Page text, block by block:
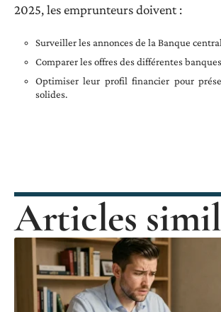
2025, les emprunteurs doivent :
Surveiller les annonces de la Banque
Comparer les offres des différentes
Optimiser leur profil financier pour
solides.
Articles